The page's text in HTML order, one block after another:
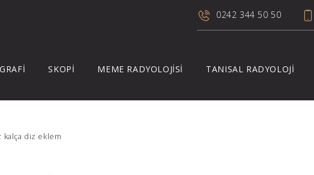
0242 344 50 50
SKOPİ MEME RADYOLOJİSİ TANISAL RADYOLOJİ
kalça di̇z eklem